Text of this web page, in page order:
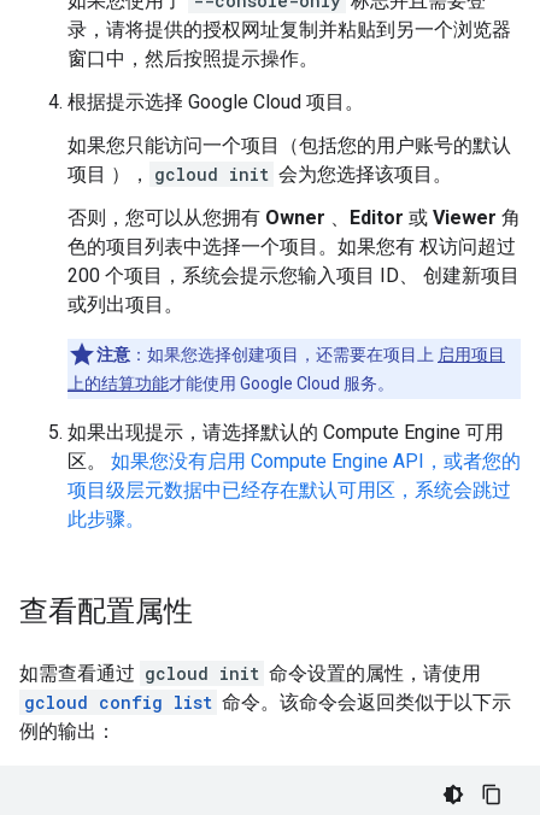
录，请将提供的授权网址复制并粘贴到另一个浏览器
窗口中，然后按照提示操作。
根据提示选择 Google Cloud 项目。
如果您只能访问一个项目（包括您的用户账号的默认
项目 ），
gcloud init 会为您选择该项目。
否则，您可以从您拥有 Owner 、 Editor 或 Viewer 角
色的项目列表中选择一个项目。如果您有 权访问超过
200 个项目，系统会提示您输入项目 ID、 创建新项目
或列出项目。
注意 ：如果您选择创建项目，还需要在项目上 启用项目
上的结算功能才能使用 Google Cloud 服务。
如果出现提示，请选择默认的 Compute Engine 可用
区。
如果您没有启用 Compute Engine API，或者您的
项目级层元数据中已经存在默认可用区，系统会跳过
此步骤。
查看配置属性
如需查看通过 gcloud init 命令设置的属性，请使用
gcloud config list 命令。该命令会返回类似于以下示
例的输出：